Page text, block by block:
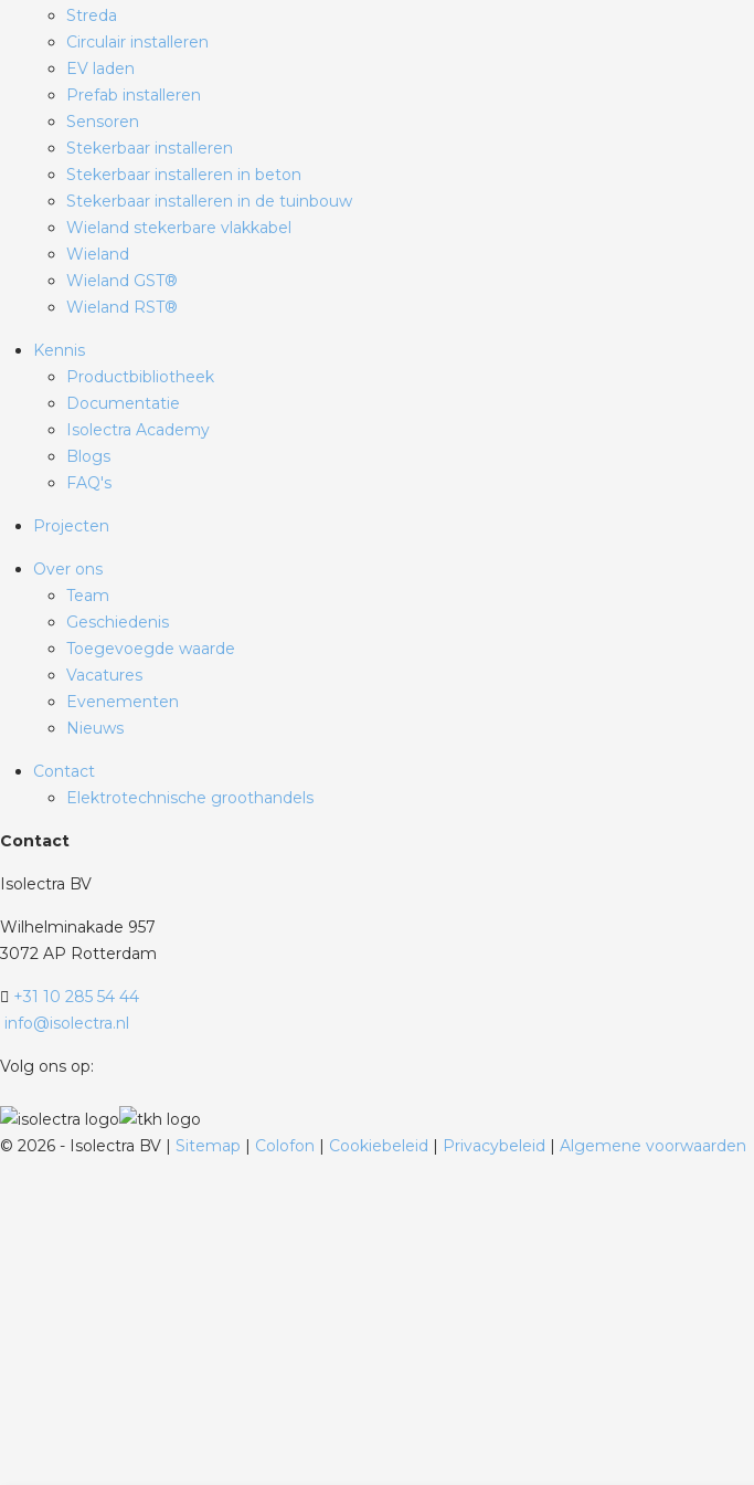
Streda
Circulair installeren
EV laden
Prefab installeren
Sensoren
Stekerbaar installeren
Stekerbaar installeren in beton
Stekerbaar installeren in de tuinbouw
Wieland stekerbare vlakkabel
Wieland
Wieland GST®
Wieland RST®
Kennis
Productbibliotheek
Documentatie
Isolectra Academy
Blogs
FAQ's
Projecten
Over ons
Team
Geschiedenis
Toegevoegde waarde
Vacatures
Evenementen
Nieuws
Contact
Elektrotechnische groothandels
Contact
Isolectra BV
Wilhelminakade 957
3072 AP Rotterdam
+31 10 285 54 44
info@isolectra.nl
Volg ons op:
© 2026 - Isolectra BV | Sitemap | Colofon | Cookiebeleid | Privacybeleid | Algemene voorwaarden